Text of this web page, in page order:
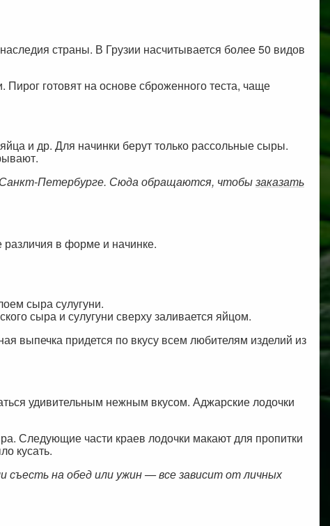
страны. В Грузии насчитывается более 50 видов
готовят на основе сброженного теста, чаще
и др. Для начинки берут только рассольные сыры.
Санкт-Петербурге. Сюда обращаются, чтобызаказать
различия в форме и начинке.
сыра сулугуни.
сыра и сулугуни сверху заливается яйцом.
выпечка придется по вкусу всем любителям изделий из
удивительным нежным вкусом. Аджарские лодочки
Следующие части краев лодочки макают для пропитки
кусать.
съесть на обед или ужин — все зависит от личных